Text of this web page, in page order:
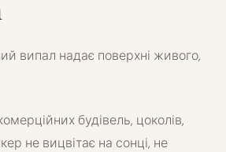
випал надає поверхні живого,
будівель, цоколів,
не вицвітає на сонці, не